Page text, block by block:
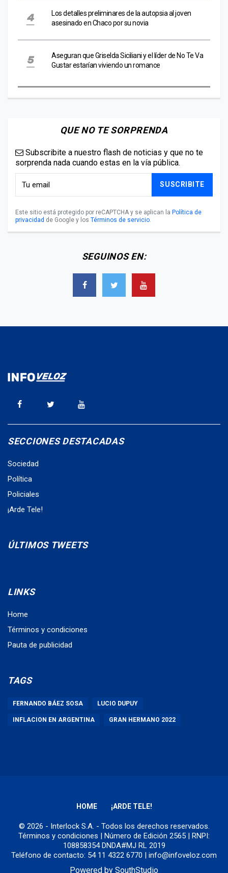
Los detalles preliminares de la autopsia al joven
asesinado en Chaco por su novia
Aseguran que Griselda Siciliani y el líder de No Te Va
Gustar estarían viviendo un romance
QUE NO TE SORPRENDA
Subscribite a nuestro flash de noticias y que no te
sorprenda nada cuando estas en la vía pública.
SUSCRIBITE
Este sitio está protegido por reCAPTCHA y se aplican la Política de
privacidad de Google y los Términos de servicio.
SEGUINOS EN:
SECCIONES DESTACADAS
Sociedad
Política
Policiales
¡Arde Tele!
ÚLTIMOS TWEETS
LINKS
Home
Términos y condiciones
Pauta de publicidad
TAGS
FERNANDO BÁEZ SOSA LUCIO DUPUY
INFLACION EN ARGENTINA GRAN HERMANO 2022
HOME ¡ARDE TELE!
© 2026 - Interlock S.A. - Todos los derechos reservados.
Términos y condiciones | Número de Edición 2565 | RNPI:
108858354 DNDA#MJ RL 2019
Teléfono de contacto: 54 11 4322 6770 | info@infoveloz.com
Powered by SouthStudio